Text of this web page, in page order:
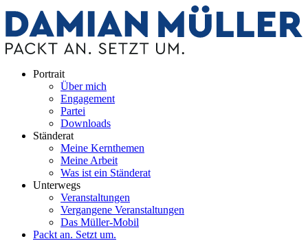
Portrait
Über mich
Engagement
Partei
Downloads
Ständerat
Meine Kernthemen
Meine Arbeit
Was ist ein Ständerat
Unterwegs
Veranstaltungen
Vergangene Veranstaltungen
Das Müller-Mobil
Packt an. Setzt um.